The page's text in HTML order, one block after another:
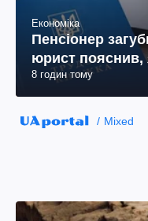
Економіка
Пенсіонер
юрист пояснив,
8 годин тому
Mixed